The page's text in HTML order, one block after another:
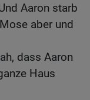
Aaron starb
aber und
dass Aaron
Haus